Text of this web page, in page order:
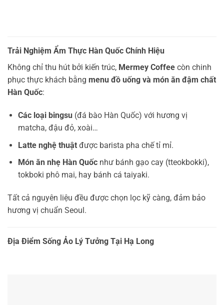
Trải Nghiệm Ẩm Thực Hàn Quốc Chính Hiệu
Không chỉ thu hút bởi kiến trúc, Mermey Coffee còn chinh
phục thực khách bằng menu đồ uống và món ăn đậm chất
Hàn Quốc:
Các loại bingsu(đá bào Hàn Quốc) với hương vị
matcha, đậu đỏ, xoài…
Latte nghệ thuậtđược barista pha chế tỉ mỉ.
Món ăn nhẹ Hàn Quốcnhư bánh gạo cay (tteokbokki),
tokboki phô mai, hay bánh cá taiyaki.
Tất cả nguyên liệu đều được chọn lọc kỹ càng, đảm bảo
hương vị chuẩn Seoul.
Địa Điểm Sống Ảo Lý Tưởng Tại Hạ Long